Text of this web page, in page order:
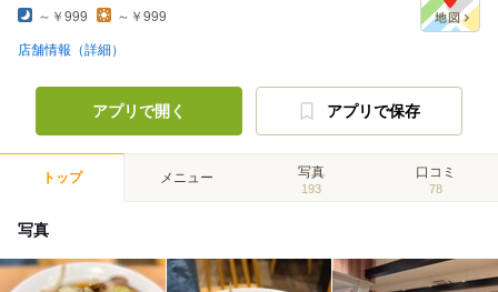
～￥999 ～￥999
店舗情報（詳細）
アプリで開く アプリで保存
トップ メニュー 写真
193
口コミ
78
写真